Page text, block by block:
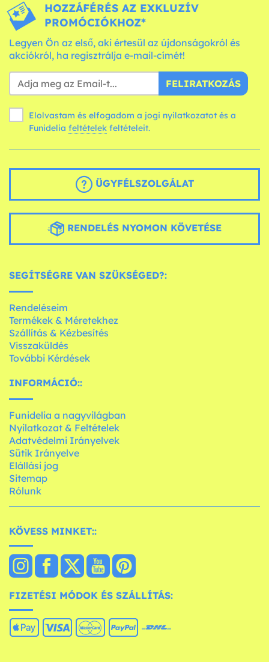
HOZZÁFÉRÉS AZ EXKLUZÍV
PROMÓCIÓKHOZ*
Legyen Ön az első, aki értesül az újdonságokról és
akciókról, ha regisztrálja e-mail-címét!
FELIRATKOZÁS
Elolvastam és elfogadom a jogi nyilatkozatot és a
Funidelia feltételek feltételeit.
ÜGYFÉLSZOLGÁLAT
RENDELÉS NYOMON KÖVETÉSE
SEGÍTSÉGRE VAN SZÜKSÉGED?:
Rendeléseim
Termékek & Méretekhez
Szállítás & Kézbesítés
Visszaküldés
További Kérdések
INFORMÁCIÓ::
Funidelia a nagyvilágban
Nyilatkozat & Feltételek
Adatvédelmi Irányelvek
Sütik Irányelve
Elállási jog
Sitemap
Rólunk
KÖVESS MINKET::
FIZETÉSI MÓDOK ÉS SZÁLLÍTÁS: